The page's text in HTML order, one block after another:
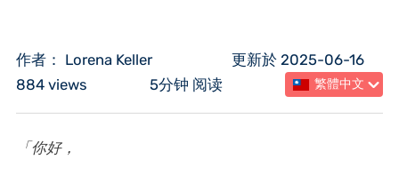
作者： Lorena Keller
更新於 2025-06-16
884 views
5分钟 阅读 繁體中文
「你好，